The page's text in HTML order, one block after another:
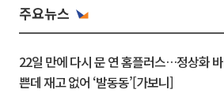
주요뉴스
22일 만에 다시 문 연 홈플러스…정상화 바
쁜데 재고 없어 ‘발동동’[가보니]